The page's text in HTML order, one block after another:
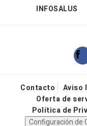
INFOSALUS
Contacto Aviso
Oferta de
Política de
Configuración de